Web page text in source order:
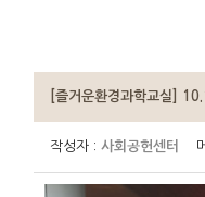
[즐거운환경과학교실]
작성자 : 사회공헌센터